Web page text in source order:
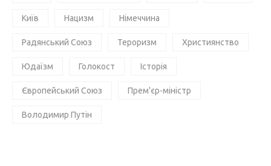
Київ Нацизм Німеччина
Радянський Союз Тероризм Християнство
Юдаїзм Голокост Історія
Європейський Союз Прем'єр-міністр
Володимир Путін